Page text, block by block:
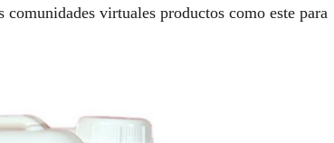
virtuales productos como este para